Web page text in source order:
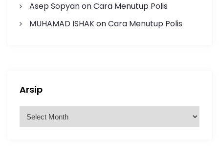
Asep SopyanonCara Menutup Polis
MUHAMAD ISHAKonCara Menutup Polis
Arsip